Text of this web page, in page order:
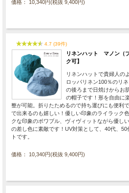
価格： 10,340円(税抜 9,400円)
4.7 (39件)
リネンハット マノン（
ク可】
リネンハットで貴婦人の
ロッパリネン100％のリ
の後ろまで日焼けからお
の帽子です！形を自由に
整が可能。折りたためるので持ち運びにも便利
で出来るのも嬉しい！優しい印象のライラック
クな印象のポワブル、ヴィヴィットながら優し
の差し色に素敵です！UV対策として、40代、
トです。
価格： 10,340円(税抜 9,400円)